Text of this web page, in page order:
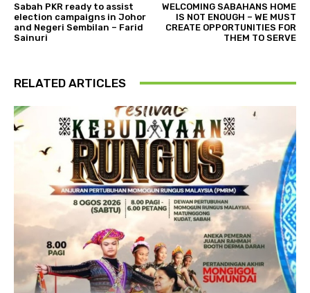
Sabah PKR ready to assist
election campaigns in Johor
and Negeri Sembilan – Farid
Sainuri
WELCOMING SABAHANS HOME
IS NOT ENOUGH – WE MUST
CREATE OPPORTUNITIES FOR
THEM TO SERVE
RELATED ARTICLES